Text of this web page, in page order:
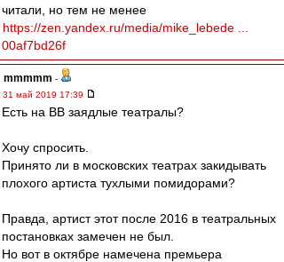
читали, но тем не менее
https://zen.yandex.ru/media/mike_lebede ...
00af7bd26f
mmmmm -
31 май 2019 17:39
Есть на ВВ заядлые театралы?
Хочу спросить.
Принято ли в московских театрах закидывать
плохого артиста тухлыми помидорами?
Правда, артист этот после 2016 в театральных
постановках замечен не был.
Но вот в октябре намечена премьера